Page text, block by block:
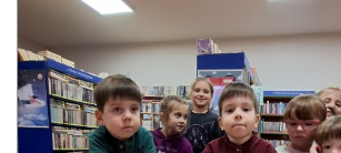
NAJBLIŻSZE WYDARZENIA
WYDARZENIA BIEŻĄCE
WYDARZYŁO SIĘ
NASZA OFERTA
STREFA WIEDZY O REGIONIE
STREFA KOLORU